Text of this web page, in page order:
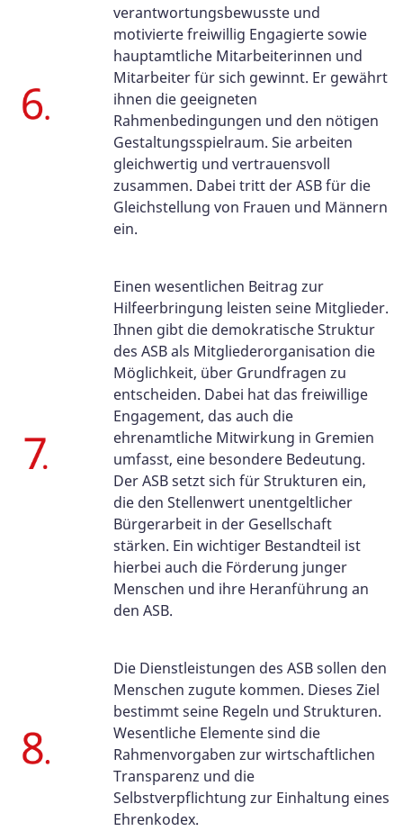
verantwortungsbewusste und
motivierte freiwillig Engagierte sowie
hauptamtliche Mitarbeiterinnen und
Mitarbeiter für sich gewinnt. Er gewährt
ihnen die geeigneten
Rahmenbedingungen und den nötigen
Gestaltungsspielraum. Sie arbeiten
gleichwertig und vertrauensvoll
zusammen. Dabei tritt der ASB für die
Gleichstellung von Frauen und Männern
ein.
Einen wesentlichen Beitrag zur
Hilfeerbringung leisten seine Mitglieder.
Ihnen gibt die demokratische Struktur
des ASB als Mitgliederorganisation die
Möglichkeit, über Grundfragen zu
entscheiden. Dabei hat das freiwillige
Engagement, das auch die
ehrenamtliche Mitwirkung in Gremien
umfasst, eine besondere Bedeutung.
Der ASB setzt sich für Strukturen ein,
die den Stellenwert unentgeltlicher
Bürgerarbeit in der Gesellschaft
stärken. Ein wichtiger Bestandteil ist
hierbei auch die Förderung junger
Menschen und ihre Heranführung an
den ASB.
Die Dienstleistungen des ASB sollen den
Menschen zugute kommen. Dieses Ziel
bestimmt seine Regeln und Strukturen.
Wesentliche Elemente sind die
Rahmenvorgaben zur wirtschaftlichen
Transparenz und die
Selbstverpflichtung zur Einhaltung eines
Ehrenkodex.